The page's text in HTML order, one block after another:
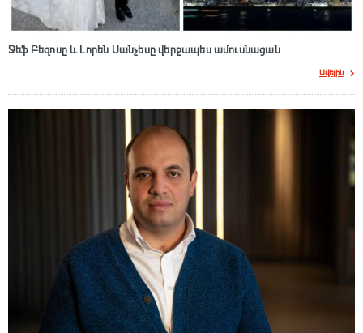
Ջեֆ Բեզոսը և Լորեն Սանչեսը վերջապես ամուսնացան
Ավելին